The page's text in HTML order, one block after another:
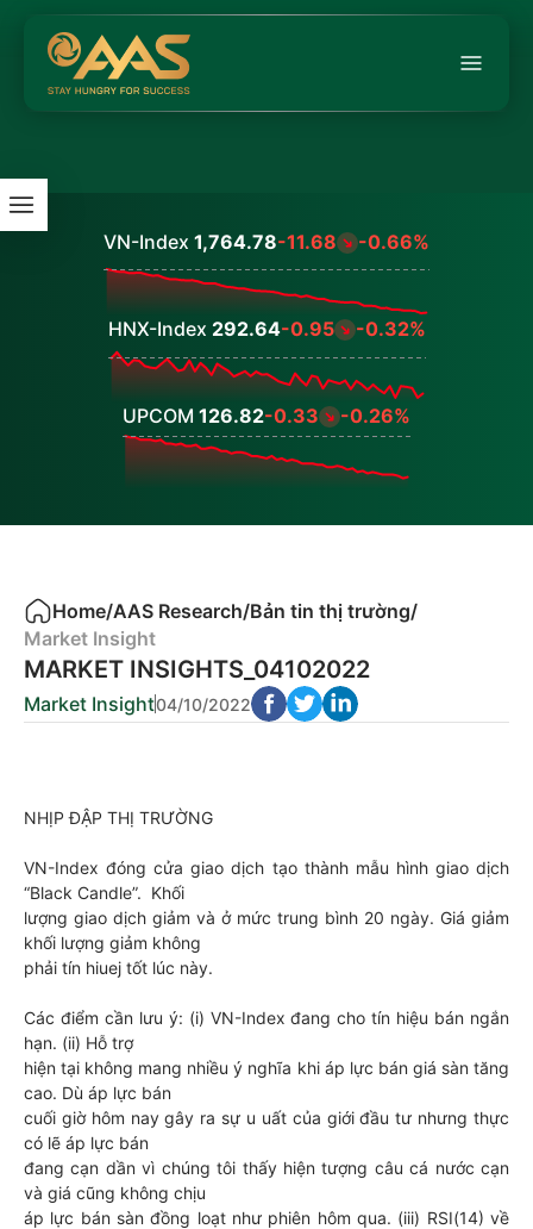
VN-Index 1,764.78-11.68 -0.66%
HNX-Index 292.64-0.95 -0.32%
UPCOM 126.82-0.33 -0.26%
Home/AAS Research/Bản tin thị trường/
Market Insight
MARKET INSIGHTS_04102022
Market Insight04/10/2022
NHỊP ĐẬP THỊ TRƯỜNG
VN-Index đóng cửa giao dịch tạo thành mẫu hình giao dịch
“Black Candle”. Khối
lượng giao dịch giảm và ở mức trung bình 20 ngày. Giá giảm
khối lượng giảm không
phải tín hiuej tốt lúc này.
Các điểm cần lưu ý: (i) VN-Index đang cho tín hiệu bán ngắn
hạn. (ii) Hỗ trợ
hiện tại không mang nhiều ý nghĩa khi áp lực bán giá sàn tăng
cao. Dù áp lực bán
cuối giờ hôm nay gây ra sự u uất của giới đầu tư nhưng thực
có lẽ áp lực bán
đang cạn dần vì chúng tôi thấy hiện tượng câu cá nước cạn
và giá cũng không chịu
áp lực bán sàn đồng loạt như phiên hôm qua. (iii) RSI(14) về